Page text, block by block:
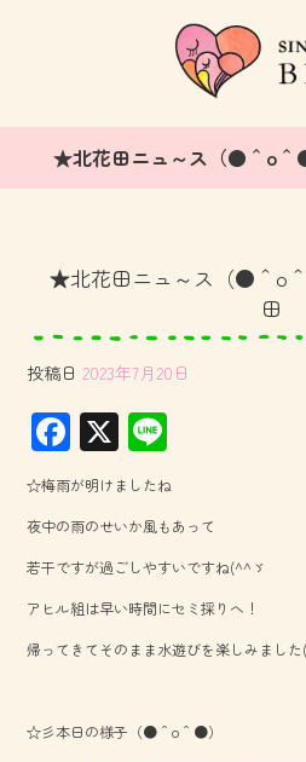
★北花田ニュ～ス（●＾o＾
★北花田ニュ～ス（●＾o
田
投稿日 2023年7月20日
F
ac
e
b
o
ok
X
ne
☆梅雨が明けましたね
夜中の雨のせいか風もあって
若干ですが過ごしやすいですね(^^ゞ
アヒル組は早い時間にセミ採りへ！
帰ってきてそのまま水遊びを楽しみまし
☆彡本日の様子（●＾o＾●）